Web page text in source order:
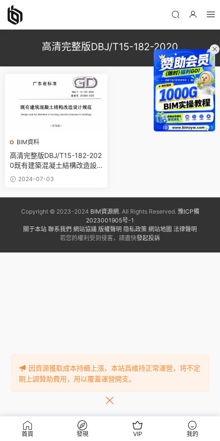
高清完整版DBJ/T15-182-2020
BIM資料
高清完整版DBJ/T15-182-202
0既有建築混凝土結構改造設
計規範(附條文說明)PDF電子
版下載
2024-07-03
Copyright © 2023-2024 BIM資源網. All Rights Reserved. 豫ICP備
2023001905号-1
關于本站 聯系我們 網站協議 版權聲明 隐私政策 網站地圖 法律聲明
若您的權利受到侵害，請盡快發起投訴
首頁 發現 VIP 我的
因資源獲取成本持續上漲，本站爲維持正常運營，将不定
期上調贊助費用，用以覆蓋運營開支。